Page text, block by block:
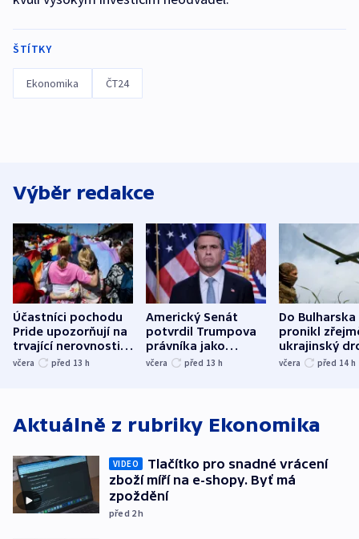
ŠTÍTKY
Ekonomika ČT24
Výběr redakce
Účastníci pochodu
Pride upozorňují na
trvající nerovnosti i
společenskou
včera před 13 h
Americký Senát
potvrdil Trumpova
právníka jako
ministra
včera před 13 h
Do Bulharska
pronikl
ukrajinský
explodoval
včera před 14 h
Aktuálně z rubriky Ekonomika
VIDEO
Tlačítko pro snadné vrácení
zboží míří na e-shopy. Byť má
zpoždění
před 2h